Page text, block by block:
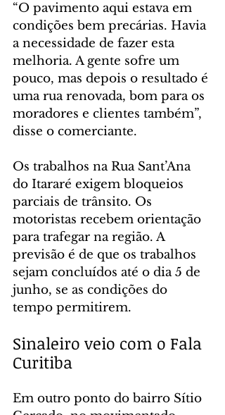
“O pavimento aqui estava em
condições bem precárias. Havia
a necessidade de fazer esta
melhoria. A gente sofre um
pouco, mas depois o resultado é
uma rua renovada, bom para os
moradores e clientes também”,
disse o comerciante.
Os trabalhos na Rua Sant’Ana
do Itararé exigem bloqueios
parciais de trânsito. Os
motoristas recebem orientação
para trafegar na região. A
previsão é de que os trabalhos
sejam concluídos até o dia 5 de
junho, se as condições do
tempo permitirem.
Sinaleiro veio com o Fala
Curitiba
Em outro ponto do bairro Sítio